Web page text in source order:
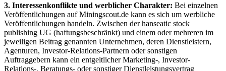
3. Interessenkonflikte und werblicher Charakter: Bei einzelnen
Veröffentlichungen auf Miningscout.de kann es sich um werbliche
Veröffentlichungen handeln. Zwischen der hanseatic stock
publishing UG (haftungsbeschränkt) und einem oder mehreren im
jeweiligen Beitrag genannten Unternehmen, deren Dienstleistern,
Agenturen, Investor-Relations-Partnern oder sonstigen
Auftraggebern kann ein entgeltlicher Marketing-, Investor-
Relations-, Beratungs- oder sonstiger Dienstleistungsvertrag